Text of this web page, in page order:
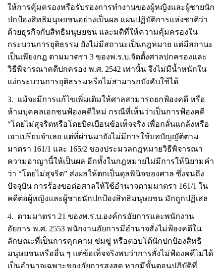
ให้การคุ้มครองหรือรับรองการทำงานของผู้หญิงและผู้ชายนัก
ปกป้องสิทธิมนุษยชนอย่างเป็นผล แผนปฏิบัติการแห่งชาติว่า
ด้วยธุรกิจกับสิทธิมนุษยชน และมติที่ให้ความคุ้มครองใน
กระบวนการยุติธรรม ยังไม่มีสถานะเป็นกฎหมาย แต่มีสถานะ
เป็นเพียงกฎ ตามมาตรา 3 ของพ.ร.บ.จัดตั้งศาลปกครองและ
วิธีพิจารณาคดีปกครอง พ.ศ. 2542 เท่านั้น จึงไม่มีน้ำหนักใน
แง่กระบวนการยุติธรรมหรือไม่สามารถบังคับใช้ได้
3. แม้จะมีการแก้ไขเพิ่มเติมให้ศาลสามารถยกฟ้องคดี หรือ
ห้ามบุคคลเอกชนฟ้องคดีใหม่ กรณีที่เห็นว่าเป็นการฟ้องคดี
“โดยไม่สุจริตหรือโดยบิดเบือนข้อเท็จจริง เพื่อกลั่นแกล้งหรือ
เอาเปรียบจำเลย แต่ที่ผ่านมายังไม่มีการใช้บทบัญญัติตาม
มาตรา 161/1 และ 165/2 ของประมวลกฎหมายวิธีพิจารณา
ความอาญานี้ให้เป็นผล อีกทั้งในกฎหมายไม่มีการให้นิยามคำ
ว่า “โดยไม่สุจริต” ส่งผลให้ตกเป็นดุลพินิจของศาล ซึ่งจนถึง
ปัจจุบัน การร้องขอต่อศาลให้ใช้อำนาจตามมาตรา 161/1 ใน
คดีต่อผู้หญิงและผู้ชายนักปกป้องสิทธิมนุษยชน มักถูกปฏิเสธ
4. ตามมาตรา 21 ของพ.ร.บ.องค์กรอัยการและพนักงาน
อัยการ พ.ศ. 2553 พนักงานอัยการมีอำนาจสั่งไม่ฟ้องคดีใน
ลักษณะที่เป็นการคุกคาม ข่มขู่ หรือตอบโต้นักปกป้องสิทธิ
มนุษยชนหรืออื่น ๆ แต่ข้อเท็จจริงพบว่าการสั่งไม่ฟ้องคดีไม่ได้
เป็นอำนาจเฉพาะของอัยการสูงสุด หากมีขั้นตอนปฏิบัติที่